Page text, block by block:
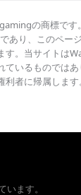
の商標です
あり、このペー
す。当サイトは
ているものでは
者に帰属します。
ます。